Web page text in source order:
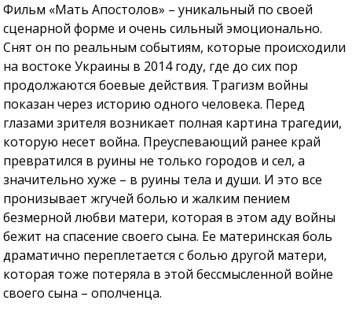
Фильм «Мать Апостолов» – уникальный по своей
сценарной форме и очень сильный эмоционально.
Снят он по реальным событиям, которые происходили
на востоке Украины в 2014 году, где до сих пор
продолжаются боевые действия. Трагизм войны
показан через историю одного человека. Перед
глазами зрителя возникает полная картина трагедии,
которую несет война. Преуспевающий ранее край
превратился в руины не только городов и сел, а
значительно хуже – в руины тела и души. И это все
пронизывает жгучей болью и жалким пением
безмерной любви матери, которая в этом аду войны
бежит на спасение своего сына. Ее материнская боль
драматично переплетается с болью другой матери,
которая тоже потеряла в этой бессмысленной войне
своего сына – ополченца.